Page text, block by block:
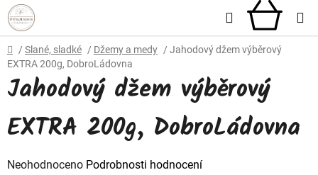
Přejít
na
obsah
Hledat
Domů
/ Slané, sladké / Džemy a medy / Jahodový džem výběrový
EXTRA 200g, DobroLádovna
Jahodový džem výběrový
EXTRA 200g, DobroLádovna
Průměrné
Neohodnoceno Podrobnosti hodnocení